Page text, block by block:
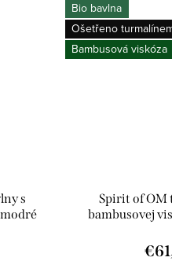
s
Bio bavlna
Ošetřeno
Bambusová viskóza
Spirit of OM
bambusovej